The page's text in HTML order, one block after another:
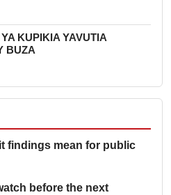
KUPIKIA YAVUTIA
BUZA
findings mean for public
before the next